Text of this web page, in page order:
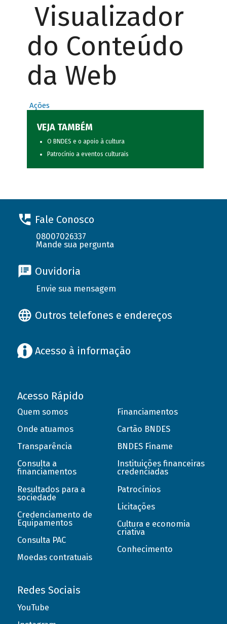
Visualizador
do Conteúdo
da Web
Ações
VEJA TAMBÉM
O BNDES e o apoio à cultura
Patrocínio a eventos culturais
Fale Conosco
08007026337
Mande sua pergunta
Ouvidoria
Envie sua mensagem
Outros telefones e endereços
Acesso à informação
Acesso Rápido
Quem somos
Onde atuamos
Transparência
Consulta a
financiamentos
Resultados para a
sociedade
Credenciamento de
Equipamentos
Consulta PAC
Moedas contratuais
Financiamentos
Cartão BNDES
BNDES Finame
Instituições financeiras
credenciadas
Patrocínios
Licitações
Cultura e economia
criativa
Conhecimento
Redes Sociais
YouTube